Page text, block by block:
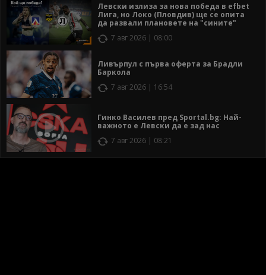
Левски излиза за нова победа в efbet
Лига, но Локо (Пловдив) ще се опита
да развали плановете на "сините"
7 авг 2026 | 08:00
Ливърпул с първа оферта за Брадли
Баркола
7 авг 2026 | 16:54
Гинко Василев пред Sportal.bg: Най-
важното е Левски да е зад нас
7 авг 2026 | 08:21